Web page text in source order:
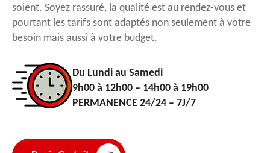
soient. Soyez rassuré, la qualité est au rendez-vous et
pourtant les tarifs sont adaptés non seulement à votre
besoin mais aussi à votre budget.
Du Lundi au Samedi
9h00 à 12h00 – 14h00 à 19h00
PERMANENCE 24/24 – 7J/7